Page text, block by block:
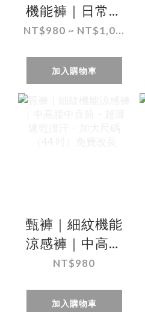
機能褲｜日常舒
適版｜打摺高
彈性褲頭
（30~46 吋)免
NT$980 ~ NT$1,0...
加入購物車
甄褲｜細紋機能
涼感褲｜中高腰
中直筒・超薄速
碼（44 吋）免
NT$980
加入購物車